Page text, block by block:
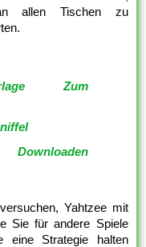
allen Tischen zu
Zum
Downloaden
Yahtzee mit
Sie für andere Spiele
eine Strategie halten